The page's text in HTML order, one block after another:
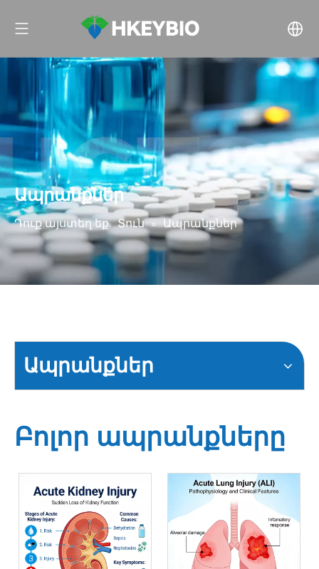
Ապրանքներ
Դուք այստեղ եք. Տուն » Ապրանքներ
Ապրանքներ
Բոլոր ապրանքները